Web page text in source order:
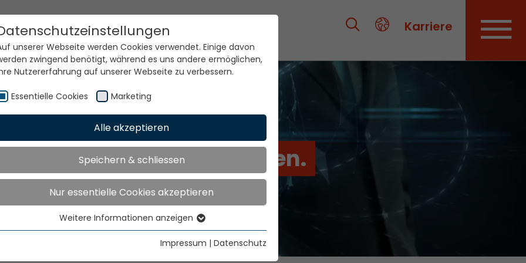
Karriere
Unsere Technologien.
unserer Webseite werden Cookies verwendet. Einige davon
zwingend benötigt, während es uns andere ermöglichen,
Nutzererfahrung auf unserer Webseite zu verbessern.
Essentielle Cookies Marketing
Alle akzeptieren
Speichern & schliessen
Nur essentielle Cookies akzeptieren
Essentielle Cookies
Essentielle Cookies werden für grundlegende Funktionen der
Webseite benötigt. Dadurch ist gewährleistet, dass die
Weitere Informationen anzeigen
Impressum | Datenschutz